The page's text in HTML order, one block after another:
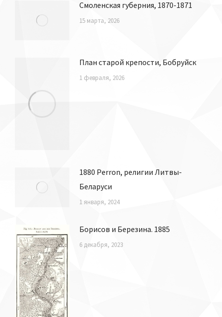
Смоленская губерния, 1870-1871
15 марта, 2026
План старой крепости, Бобруйск
1 февраля, 2026
1880 Perron, религии Литвы-
Беларуси
1 января, 2024
Борисов и Березина. 1885